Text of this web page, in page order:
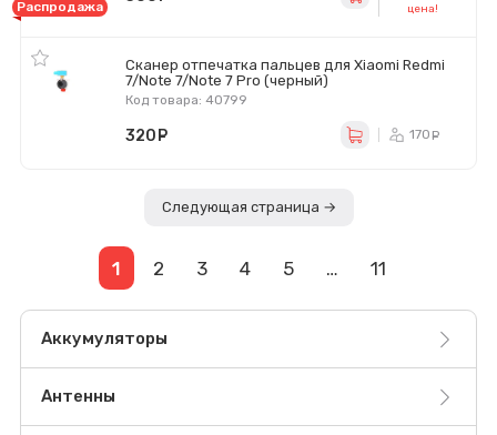
Распродажа
цена!
Сканер отпечатка пальцев для Xiaomi Redmi
7/Note 7/Note 7 Pro (черный)
Код товара: 40799
320 170
Следующая страница →
1 2 3 4 5 … 11
Аккумуляторы
Антенны